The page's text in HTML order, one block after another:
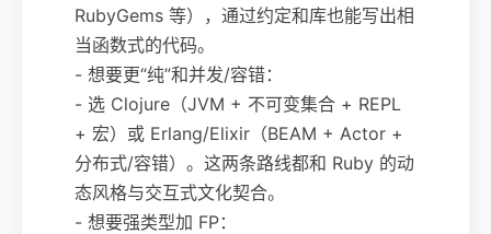
RubyGems 等），通过约定和库也能写出相
当函数式的代码。
- 想要更“纯”和并发/容错：
- 选 Clojure（JVM + 不可变集合 + REPL
+ 宏）或 Erlang/Elixir（BEAM + Actor +
分布式/容错）。这两条路线都和 Ruby 的动
态风格与交互式文化契合。
- 想要强类型加 FP：